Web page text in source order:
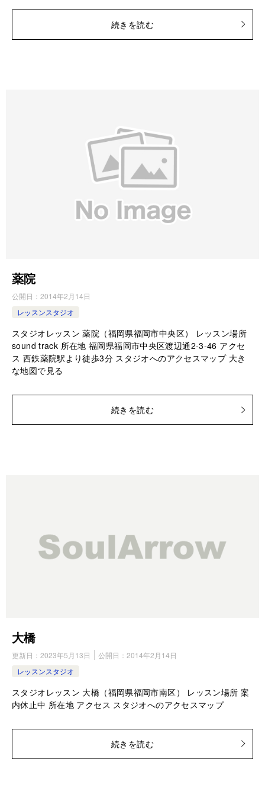
続きを読む
薬院
公開日： 2014年2月14日
レッスンスタジオ
スタジオレッスン 薬院（福岡県福岡市中央区） レッスン場所
sound track 所在地 福岡県福岡市中央区渡辺通2-3-46 アクセ
ス 西鉄薬院駅より徒歩3分 スタジオへのアクセスマップ 大き
な地図で見る
続きを読む
大橋
更新日： 2023年5月13日 公開日： 2014年2月14日
レッスンスタジオ
スタジオレッスン 大橋（福岡県福岡市南区） レッスン場所 案
内休止中 所在地 アクセス スタジオへのアクセスマップ
続きを読む